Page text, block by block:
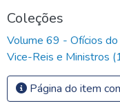
Coleções
Volume 69 - Ofícios
Vice-Reis e Ministros
Página do item